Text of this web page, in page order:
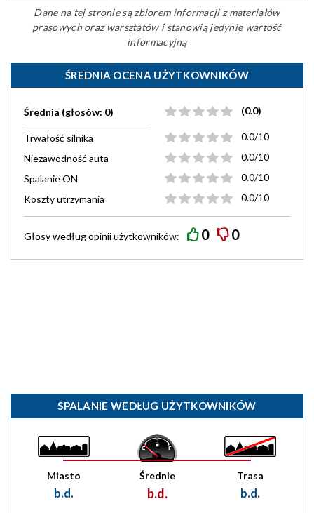
Dane na tej stronie są zbiorem informacji z materiałów
prasowych oraz warsztatów i stanowią jedynie wartość
informacyjną
ŚREDNIA OCENA UŻYTKOWNIKÓW
Średnia (głosów: 0) (0.0)
Trwałość silnika
0.0/10
Niezawodność auta
0.0/10
Spalanie ON
0.0/10
Koszty utrzymania
0.0/10
Głosy wedługopiniiużytkowników: 0 0
SPALANIE WEDŁUG UŻYTKOWNIKÓW
Miasto
b.d.
Średnie
b.d.
Trasa
b.d.